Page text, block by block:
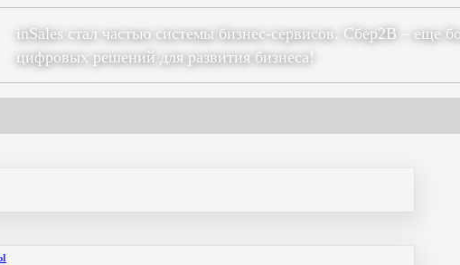
inSales стал частью системы бизнес-сервисов. Сбер2В – еще
цифровых решений для развития бизнеса!